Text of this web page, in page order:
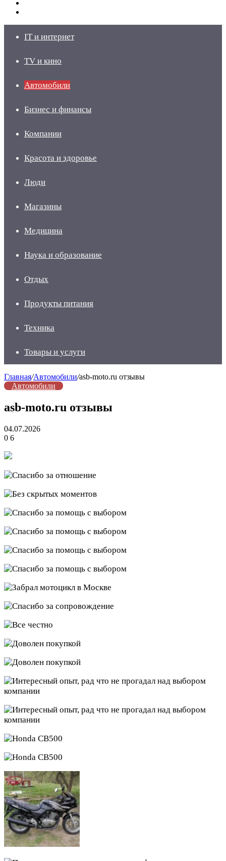
IT и интернет
TV и кино
Автомобили
Бизнес и финансы
Компании
Красота и здоровье
Люди
Магазины
Медицина
Наука и образование
Отдых
Продукты питания
Техника
Товары и услуги
Главная/Автомобили/asb-moto.ru отзывы
Автомобили
asb-moto.ru отзывы
04.07.2026
0 6